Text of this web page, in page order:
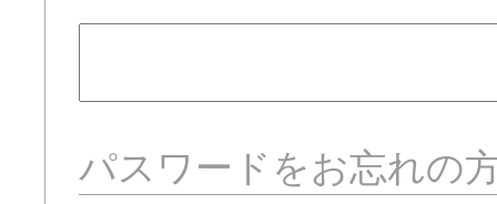
パスワードをお忘れの